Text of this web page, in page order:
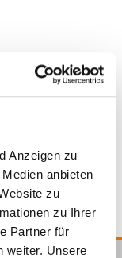
Anzeigen zu
anbieten
zu
zu Ihrer
Partner für
weiter. Unsere